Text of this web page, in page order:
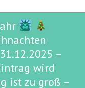
–
wird
ist zu groß –